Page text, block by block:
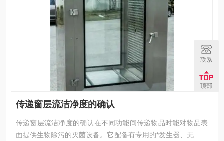
传递窗层流洁净度的确认
传递窗层流洁净度的确认在不同功能间传递物品时能对物品表
面提供生物除污的灭菌设备。它配备有专用的*发生器、无菌送
联系
顶部